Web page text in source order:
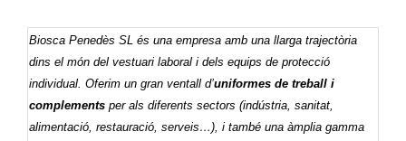
Biosca Penedès SL és una empresa amb una llarga trajectòria
dins el món del vestuari laboral i dels equips de protecció
individual. Oferim un gran ventall d’uniformes de treball i
complements per als diferents sectors (indústria, sanitat,
alimentació, restauració, serveis…), i també una àmplia gamma